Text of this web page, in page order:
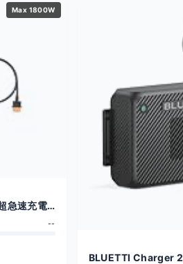
Max 1800W
急速充電
--
BLUETTI Charger 2